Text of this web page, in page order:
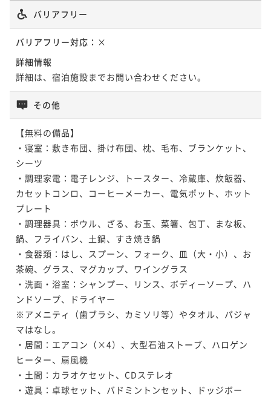
バリアフリー
バリアフリー対応： ×
詳細情報
詳細は、宿泊施設までお問い合わせください。
その他
【無料の備品】
・寝室：敷き布団、掛け布団、枕、毛布、ブランケット、
シーツ
・調理家電：電子レンジ、トースター、冷蔵庫、炊飯器、
カセットコンロ、コーヒーメーカー、電気ポット、ホット
プレート
・調理器具：ボウル、ざる、お玉、菜箸、包丁、まな板、
鍋、フライパン、土鍋、すき焼き鍋
・食器類：はし、スプーン、フォーク、皿（大・小）、お
茶碗、グラス、マグカップ、ワイングラス
・洗面・浴室：シャンプー、リンス、ボディーソープ、ハ
ンドソープ、ドライヤー
※アメニティ（歯ブラシ、カミソリ等）やタオル、パジャ
マはなし。
・居間：エアコン（×4）、大型石油ストーブ、ハロゲン
ヒーター、扇風機
・土間：カラオケセット、CDステレオ
・遊具：卓球セット、バドミントンセット、ドッジボー